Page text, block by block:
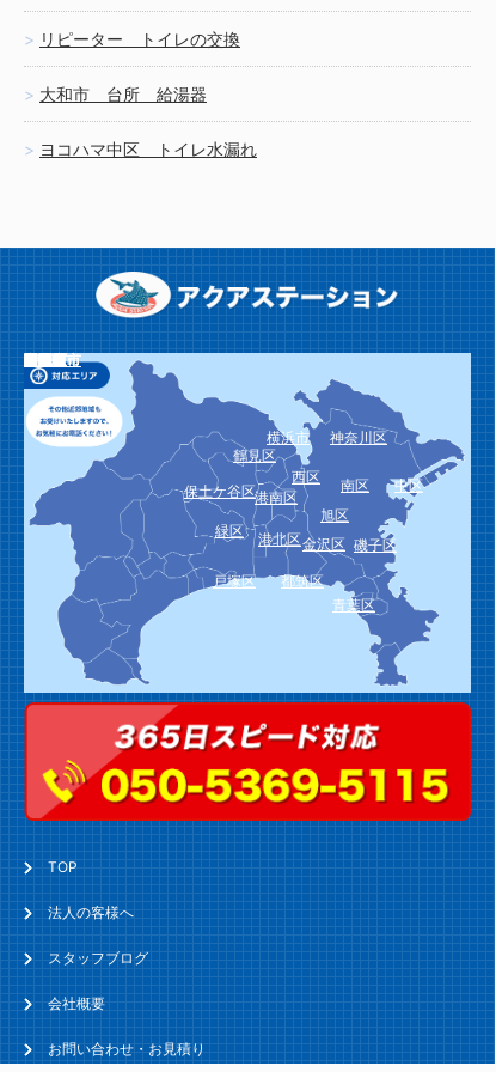
リピーター トイレの交換
大和市 台所 給湯器
ヨコハマ中区 トイレ水漏れ
横浜市
鶴見区
神奈川区
西区 中区
南区
港南区
保土ケ谷区
旭区
磯子区
金沢区
港北区
緑区
青葉区
都筑区
戸塚区
栄区
泉区
瀬谷区
川崎市
川崎区
幸区
中原区
高津区
宮前区
多摩区
麻生区
横須賀市
鎌倉市
逗子市
三浦市
葉山町
相模原市
緑区
中央区
南区
厚木市
大和市
海老名市
座間市
綾瀬市
愛川町
平塚市
藤沢市
茅ヶ崎市
秦野市
伊勢原市
寒川町
大磯町
二宮町
小田原市
南足柄市
中井町
大井町
松田町
山北町
開成町
箱根町
真鶴町
湯河原町
TOP
法人の客様へ
スタッフブログ
会社概要
お問い合わせ・お見積り